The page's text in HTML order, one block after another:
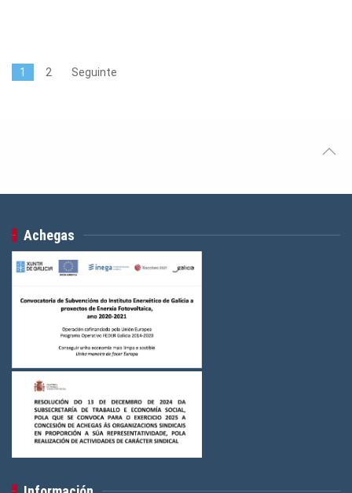
1 2 Seguinte
Achegas